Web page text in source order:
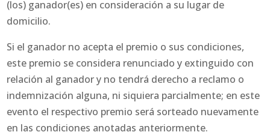
(los) ganador(es) en consideración a su lugar de
domicilio.
Si el ganador no acepta el premio o sus condiciones,
este premio se considera renunciado y extinguido con
relación al ganador y no tendrá derecho a reclamo o
indemnización alguna, ni siquiera parcialmente; en este
evento el respectivo premio será sorteado nuevamente
en las condiciones anotadas anteriormente.